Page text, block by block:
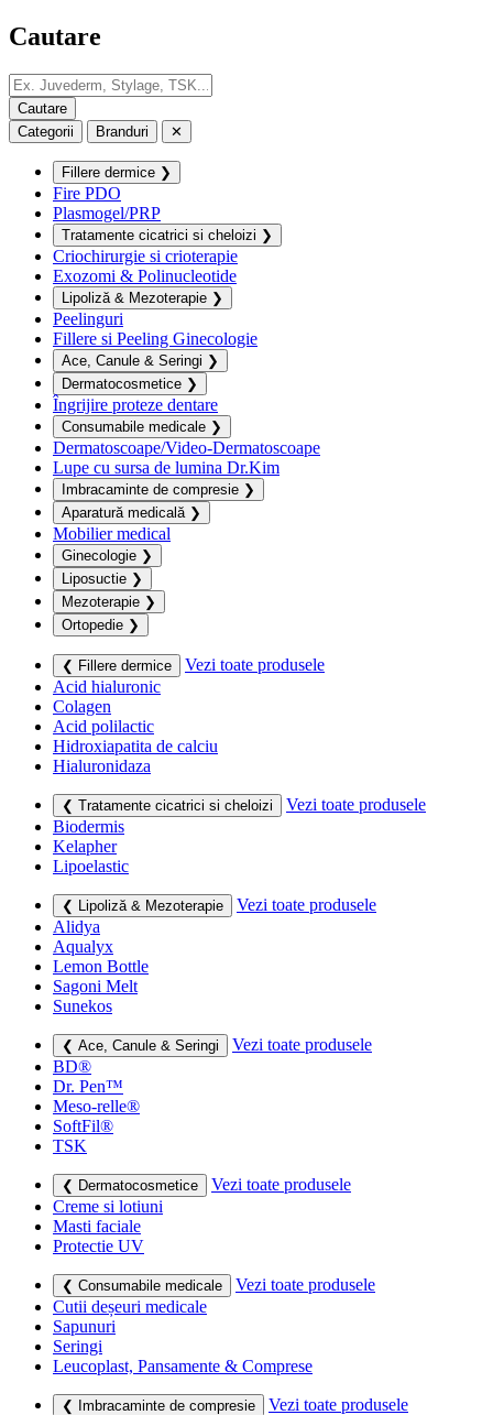
Cautare
Categorii Branduri ✕
Fillere dermice ❯
Fire PDO
Plasmogel/PRP
Tratamente cicatrici si cheloizi ❯
Criochirurgie si crioterapie
Exozomi & Polinucleotide
Lipoliză & Mezoterapie ❯
Peelinguri
Fillere si Peeling Ginecologie
Ace, Canule & Seringi ❯
Dermatocosmetice ❯
Îngrijire proteze dentare
Consumabile medicale ❯
Dermatoscoape/Video-Dermatoscoape
Lupe cu sursa de lumina Dr.Kim
Imbracaminte de compresie ❯
Aparatură medicală ❯
Mobilier medical
Ginecologie ❯
Liposuctie ❯
Mezoterapie ❯
Ortopedie ❯
❮ Fillere dermice
Vezi toate produsele
Acid hialuronic
Colagen
Acid polilactic
Hidroxiapatita de calciu
Hialuronidaza
❮ Tratamente cicatrici si cheloizi
Vezi toate produsele
Biodermis
Kelapher
Lipoelastic
❮ Lipoliză & Mezoterapie
Vezi toate produsele
Alidya
Aqualyx
Lemon Bottle
Sagoni Melt
Sunekos
❮ Ace, Canule & Seringi
Vezi toate produsele
BD®
Dr. Pen™
Meso-relle®
SoftFil®
TSK
❮ Dermatocosmetice
Vezi toate produsele
Creme si lotiuni
Masti faciale
Protectie UV
❮ Consumabile medicale
Vezi toate produsele
Cutii deșeuri medicale
Sapunuri
Seringi
Leucoplast, Pansamente & Comprese
❮ Imbracaminte de compresie
Vezi toate produsele